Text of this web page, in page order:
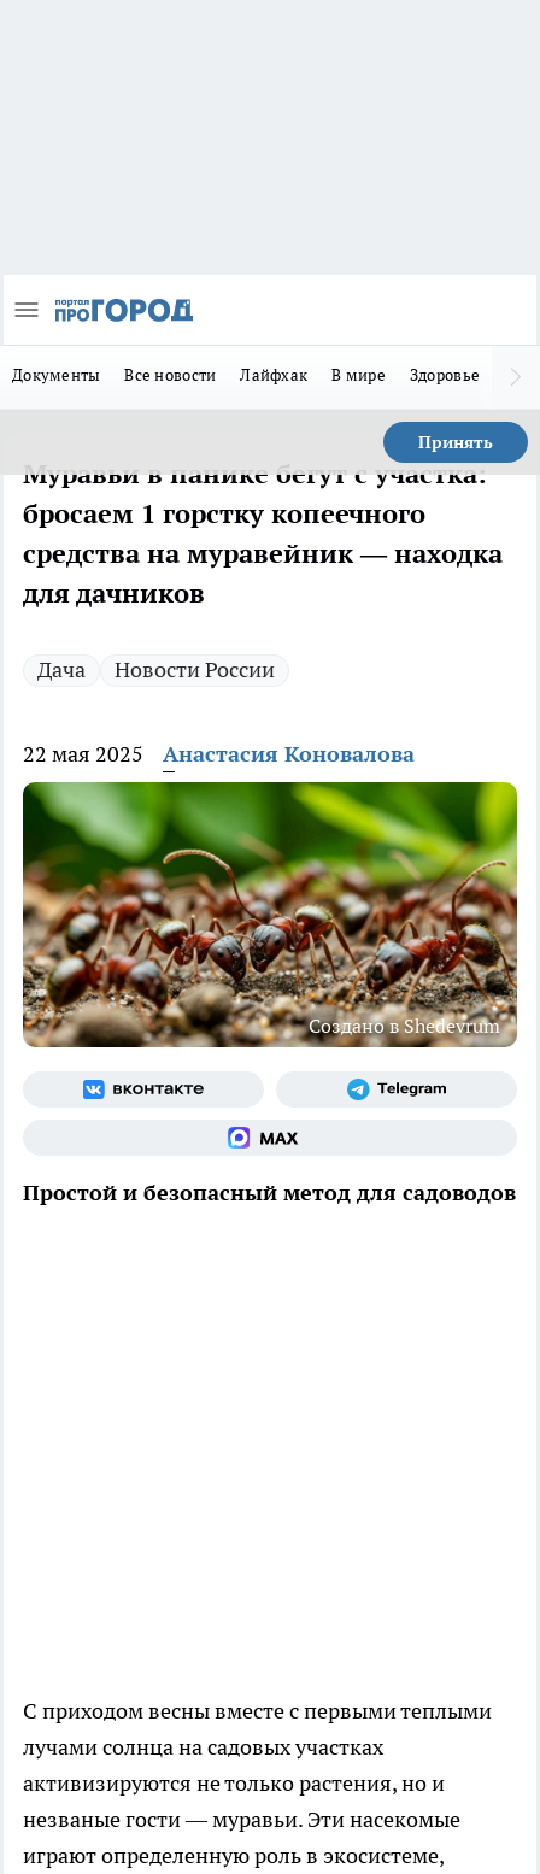
Документы Все новости Лайфхак В мире Здоровье
Принять
Муравьи в панике бегут с участка:
бросаем 1 горстку копеечного
средства на муравейник — находка
для дачников
Дача Новости России
22 мая 2025 Анастасия Коновалова
Создано в Shedevrum
Простой и безопасный метод для садоводов
С приходом весны вместе с первыми теплыми
лучами солнца на садовых участках
активизируются не только растения, но и
незваные гости — муравьи. Эти насекомые
играют определенную роль в экосистеме,